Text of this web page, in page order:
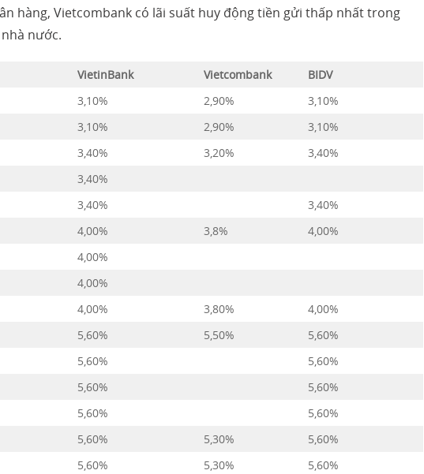
hàng, Vietcombank có lãi suất huy động tiền gửi thấp nhất trong
nhà nước.
VietinBank Vietcombank
BIDV
3,10% 2,90%
3,10%
3,10% 2,90%
3,10%
3,40% 3,20%
3,40%
3,40%
3,40%
3,40%
4,00% 3,8%
4,00%
4,00%
4,00%
4,00% 3,80%
4,00%
5,60% 5,50%
5,60%
5,60%
5,60%
5,60%
5,60%
5,60%
5,60%
5,60% 5,30%
5,60%
5,60% 5,30%
5,60%